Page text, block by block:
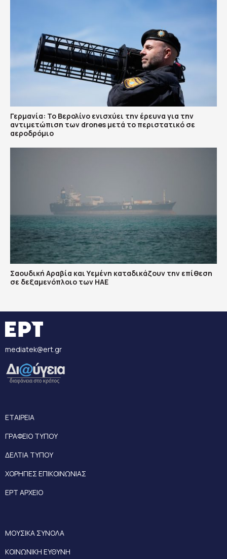
Γερμανία: Το Βερολίνο ενισχύει την έρευνα για την
αντιμετώπιση των drones μετά το περιστατικό σε
αεροδρόμιο
Σαουδική Αραβία και Υεμένη καταδικάζουν την επίθεση
σε δεξαμενόπλοιο των ΗΑΕ
mediatek@ert.gr
ΕΤΑΙΡΕΙΑ
ΓΡΑΦΕΙΟ ΤΥΠΟΥ
ΔΕΛΤΙΑ ΤΥΠΟΥ
ΧΟΡΗΓΙΕΣ ΕΠΙΚΟΙΝΩΝΙΑΣ
ΕΡΤ ΑΡΧΕΙΟ
ΜΟΥΣΙΚΑ ΣΥΝΟΛΑ
ΚΟΙΝΩΝΙΚΗ ΕΥΘΥΝΗ